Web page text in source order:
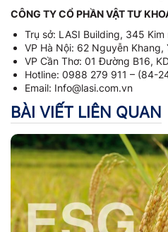
CÔNG TY CỔ PHẦN VẬT TƯ
Trụ sở: LASI Building, 345 Kim
VP Hà Nội: 62 Nguyễn Khang,
VP Cần Thơ: 01 Đường B16,
Hotline: 0988 279 911 – (84-
Email: Info@lasi.com.vn
BÀI VIẾT LIÊN QUAN